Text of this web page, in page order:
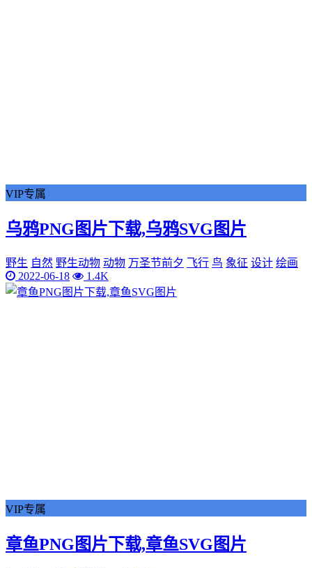
VIP专属
乌鸦PNG图片下载,乌鸦SVG图片
野生 自然 野生动物 动物 万圣节前夕 飞行 鸟 象征 设计 绘画
2022-06-18
1.4K
VIP专属
章鱼PNG图片下载,章鱼SVG图片